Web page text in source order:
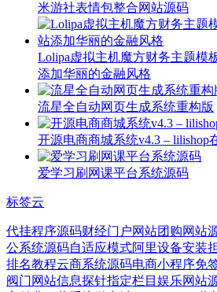
米游社表情包整合网站源码
Lolipa虚拟主机魔方财务主题
添加华丽的金融风格
流星全自动网页生成系统重构版
开源电商商城系统v4.3 – lilishop
爱学习刷网课平台系统源码
标签云
代挂程序源码财经门户网站团购网站
公系统源码自适应模式阿里设备安装
排名教程云商系统源码电商小程序免
阀门 网站信息探针指定栏目 娱乐网站